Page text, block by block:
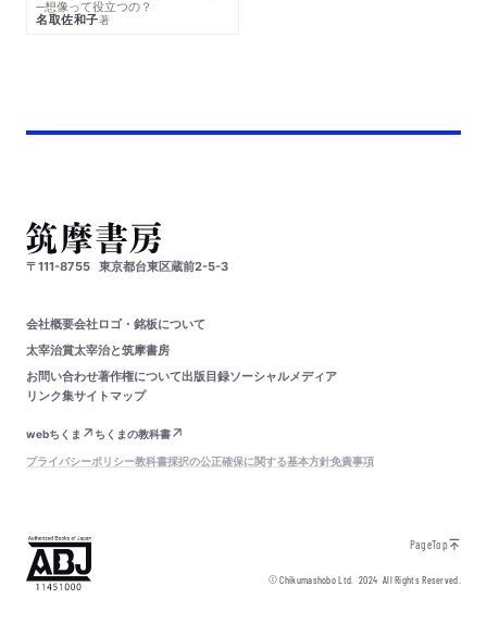
─想像って役立つの？
名取佐和子著
〒111-8755 東京都台東区蔵前2-5-3
会社概要会社ロゴ・銘板について
太宰治賞太宰治と筑摩書房
お問い合わせ著作権について出版目録ソーシャルメディア
リンク集サイトマップ
webちくま
ちくまの教科書
プライバシーポリシー教科書採択の公正確保に関する基本方針免責事項
PageTop
© Chikumashobo Ltd.2024 All Rights Reserved.